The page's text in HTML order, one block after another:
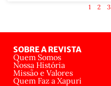
1 2 3
SOBRE A REVISTA
Quem Somos
Nossa História
Missão e Valores
Quem Faz a Xapuri